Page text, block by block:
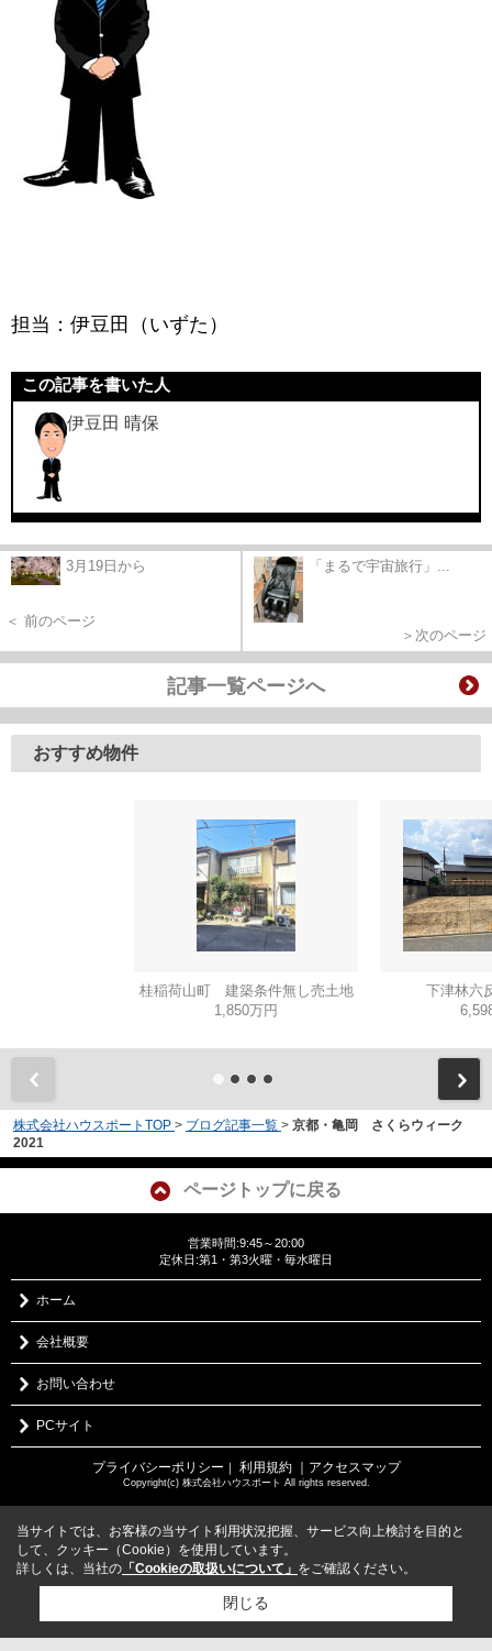
担当：伊豆田（いずた）
この記事を書いた人
伊豆田 晴保
3月19日から
＜ 前のページ
「まるで宇宙旅行」...
＞次のページ
記事一覧ページへ
おすすめ物件
桂稲荷山町 建築条件無し売土地
1,850万円
下津林六
株式会社ハウスポートTOP > ブログ記事一覧 > 京都・亀岡 さくらウィーク
2021
ページトップに戻る
営業時間:9:45～20:00
定休日:第1・第3火曜・毎水曜日
ホーム
会社概要
お問い合わせ
PCサイト
プライバシーポリシー 利用規約 ｜アクセスマップ
Copyright(c) 株式会社ハウスポート All rights reserved.
当サイトでは、お客様の当サイト利用状況把握、サービス向上検討を目的と
して、クッキー（Cookie）を使用しています。
詳しくは、当社の 「Cookieの取扱いについて」 をご確認ください。
閉じる